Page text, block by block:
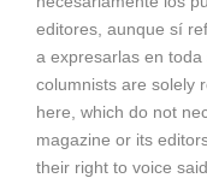
editores, aunque sí
a expresarlas en
columnists are solely
here, which do not
magazine or its
their right to voice